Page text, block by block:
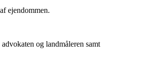
ejendommen.
og landmåleren samt